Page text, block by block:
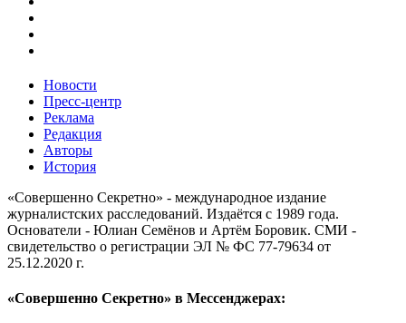
Новости
Пресс-центр
Реклама
Редакция
Авторы
История
«Совершенно Секретно» - международное издание
журналистских расследований. Издаётся с 1989 года.
Основатели - Юлиан Семёнов и Артём Боровик. CМИ -
свидетельство о регистрации ЭЛ № ФС 77-79634 от
25.12.2020 г.
«Совершенно Секретно» в Мессенджерах: